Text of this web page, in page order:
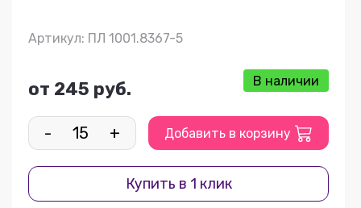
Артикул: ПЛ 1001.8367-5
от 245 руб. В наличии
- + Добавить в корзину
Купить в 1 клик